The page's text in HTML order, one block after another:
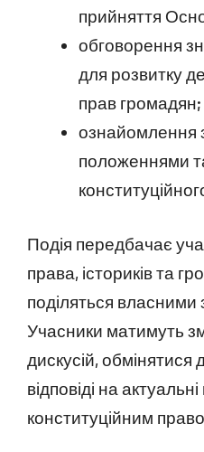
прийняття
обговорення
для розвитку
прав громадян;
ознайомлення
положеннями
Подія передбачає
права, істориків та
поділяться
Учасники матимуть
дискусій,
відповіді на
конституційним